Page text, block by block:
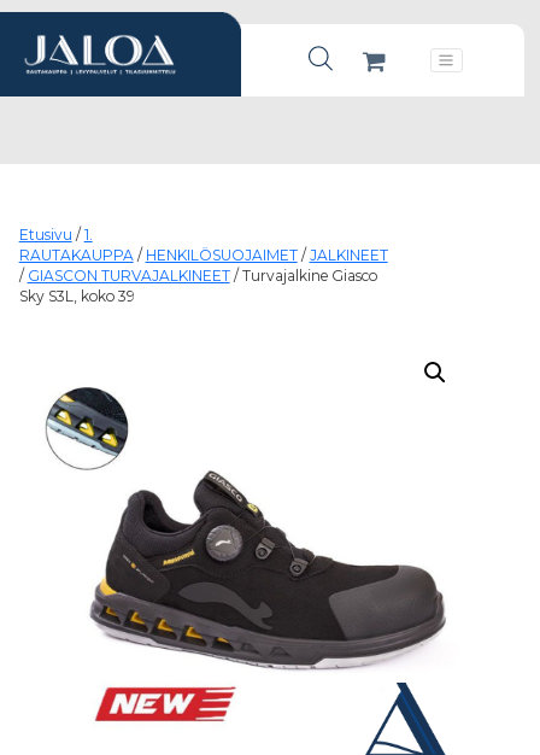
Products search
Päävalikko
Etusivu / 1.
RAUTAKAUPPA/ HENKILÖSUOJAIMET/ JALKINEET
/ GIASCON TURVAJALKINEET/ Turvajalkine Giasco
Sky S3L, koko 39